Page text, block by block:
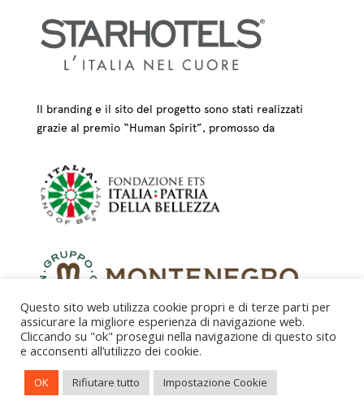
Il branding e il sito del progetto sono stati realizzati
grazie al premio “Human Spirit”, promosso da
CREDITS – © FONDAZIONE COLOGNI DEI MESTIERI
Questo sito web utilizza cookie propri e di terze parti per
assicurare la migliore esperienza di navigazione web.
Cliccando su "ok" prosegui nella navigazione di questo sito
e acconsenti all’utilizzo dei cookie.
OK Rifiutare tutto Impostazione Cookie